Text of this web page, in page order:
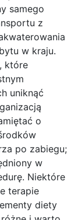
samego
z
w kraju.
które
uniknąć
o
po zabiegu;
w
Niektóre
terapie
diety